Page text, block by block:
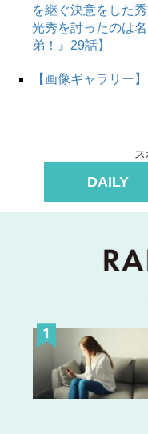
を継ぐ決意をした
光秀を討ったのは
弟！』29話】
【画像ギャラリー
DAILY